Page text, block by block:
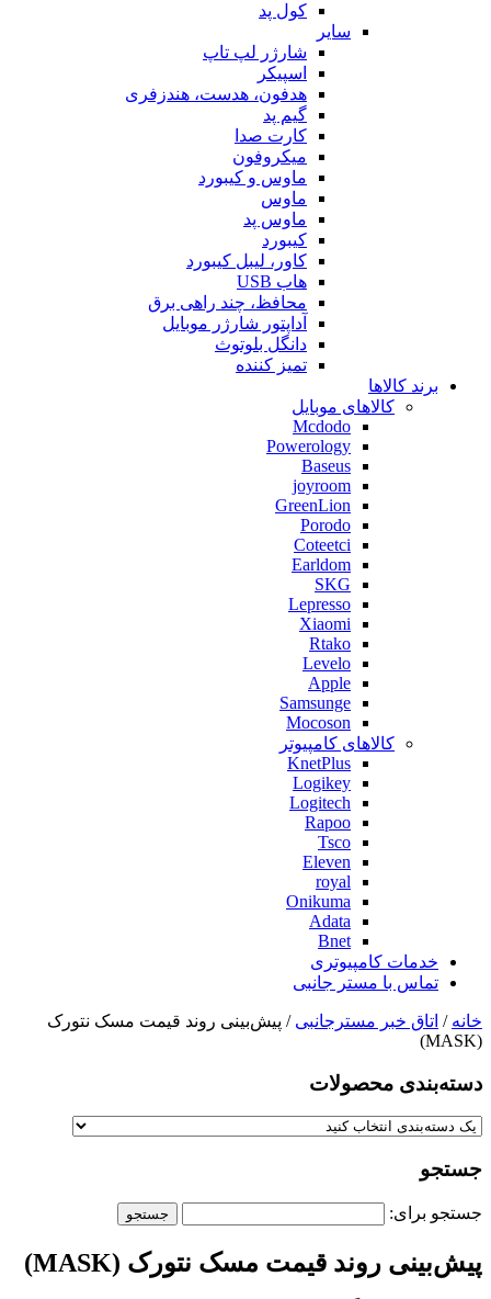
کول پد
سایر
شارژر لپ تاپ
اسپیکر
هدفون، هدست، هندزفری
گیم پد
کارت صدا
میکروفون
ماوس و کیبورد
ماوس
ماوس پد
کیبورد
کاور، لیبل کیبورد
هاب USB
محافظ، چند راهی برق
آداپتور شارژر موبایل
دانگل بلوتوث
تمیز کننده
برند کالاها
کالاهای موبایل
Mcdodo
Powerology
Baseus
joyroom
GreenLion
Porodo
Coteetci
Earldom
SKG
Lepresso
Xiaomi
Rtako
Levelo
Apple
Samsunge
Mocoson
کالاهای کامپیوتر
KnetPlus
Logikey
Logitech
Rapoo
Tsco
Eleven
royal
Onikuma
Adata
Bnet
خدمات کامپیوتری
تماس با مستر جانبی
خانه / اتاق خبر مسترجانبی / پیش‌بینی روند قیمت مسک نتورک
(MASK)
دسته‌بندی‌ محصولات
جستجو
جستجو برای:
پیش‌بینی روند قیمت مسک نتورک (MASK)